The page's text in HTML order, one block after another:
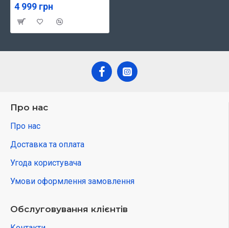
4 999 грн
Про нас
Про нас
Доставка та оплата
Угода користувача
Умови оформлення замовлення
Обслуговування клієнтів